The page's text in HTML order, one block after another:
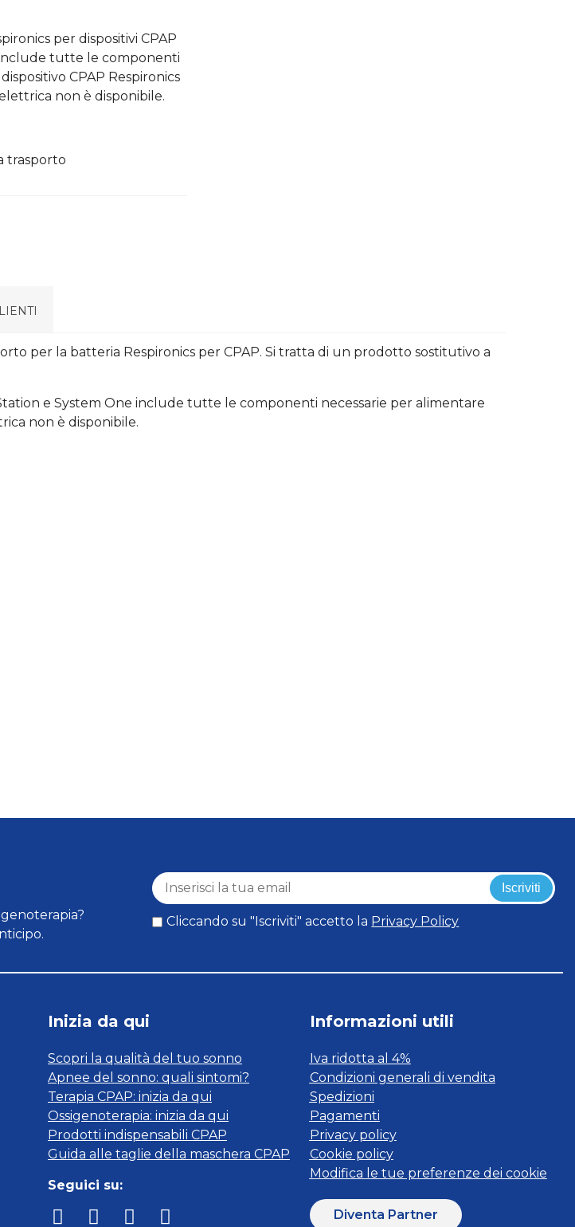
per dispositivi CPAP
tutte le componenti
CPAP Respironics
non è disponibile.
trasporto
per la batteria Respironics per CPAP. Si tratta di un prodotto sostitutivo a
e System One include tutte le componenti necessarie per alimentare
non è disponibile.
Iscriviti
Cliccando su "Iscriviti" accetto la Privacy Policy
Inizia da qui
Scopri la qualità del tuo sonno
Apnee del sonno: quali sintomi?
Terapia CPAP: inizia da qui
Ossigenoterapia: inizia da qui
Prodotti indispensabili CPAP
Guida alle taglie della maschera CPAP
Seguici su:
Informazioni utili
Iva ridotta al 4%
Condizioni generali di vendita
Spedizioni
Pagamenti
Privacy policy
Cookie policy
Modifica le tue preferenze dei cookie
Diventa Partner